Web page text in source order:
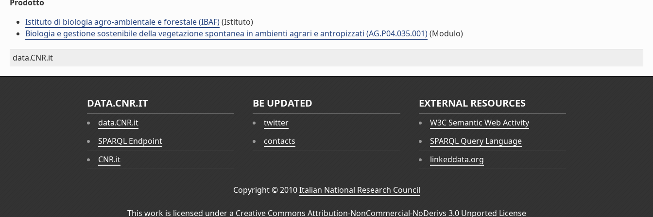
Prodotto
Istituto di biologia agro-ambientale e forestale (IBAF)(Istituto)
Biologia e gestione sostenibile della vegetazione spontanea in ambienti agrari e antropizzati (AG.P04.035.001)(Modulo)
data.CNR.it
DATA.CNR.IT
data.CNR.it
SPARQL Endpoint
CNR.it
BE UPDATED
twitter
contacts
EXTERNAL RESOURCES
W3C Semantic Web Activity
SPARQL Query Language
linkeddata.org
Copyright © 2010Italian National Research Council
This work is licensed under a Creative Commons Attribution-NonCommercial-NoDerivs 3.0 Unported License